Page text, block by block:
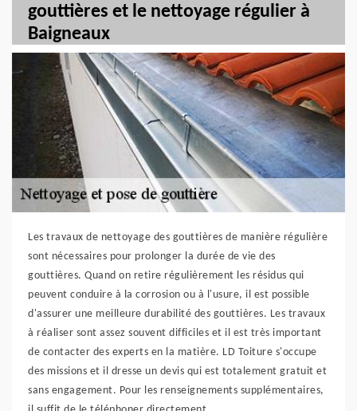
gouttières et le nettoyage régulier à
Baigneaux
Les travaux de nettoyage des gouttières de manière régulière
sont nécessaires pour prolonger la durée de vie des
gouttières. Quand on retire régulièrement les résidus qui
peuvent conduire à la corrosion ou à l'usure, il est possible
d'assurer une meilleure durabilité des gouttières. Les travaux
à réaliser sont assez souvent difficiles et il est très important
de contacter des experts en la matière. LD Toiture s'occupe
des missions et il dresse un devis qui est totalement gratuit et
sans engagement. Pour les renseignements supplémentaires,